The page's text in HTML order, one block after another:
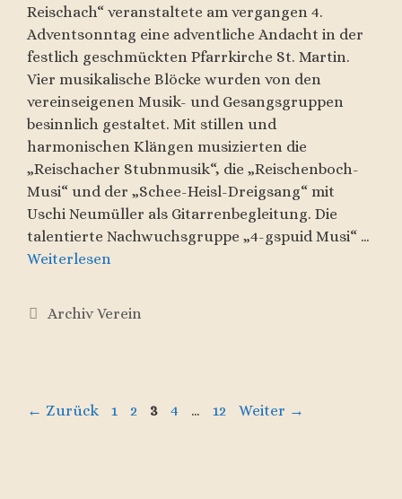
Reischach“ veranstaltete am vergangen 4.
Adventsonntag eine adventliche Andacht in der
festlich geschmückten Pfarrkirche St. Martin.
Vier musikalische Blöcke wurden von den
vereinseigenen Musik- und Gesangsgruppen
besinnlich gestaltet. Mit stillen und
harmonischen Klängen musizierten die
„Reischacher Stubnmusik“, die „Reischenboch-
Musi“ und der „Schee-Heisl-Dreigsang“ mit
Uschi Neumüller als Gitarrenbegleitung. Die
talentierte Nachwuchsgruppe „4-gspuid Musi“ …
Weiterlesen
Kategorien
Archiv Verein
← Zurück Seite
1 Seite
2 Seite
3 Seite
4 … Seite
12 Weiter →